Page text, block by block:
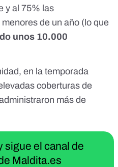
y al 75% las
de un año (lo que
unos 10.000
, en la temporada
coberturas de
más de
sigue el canal de
Maldita.es